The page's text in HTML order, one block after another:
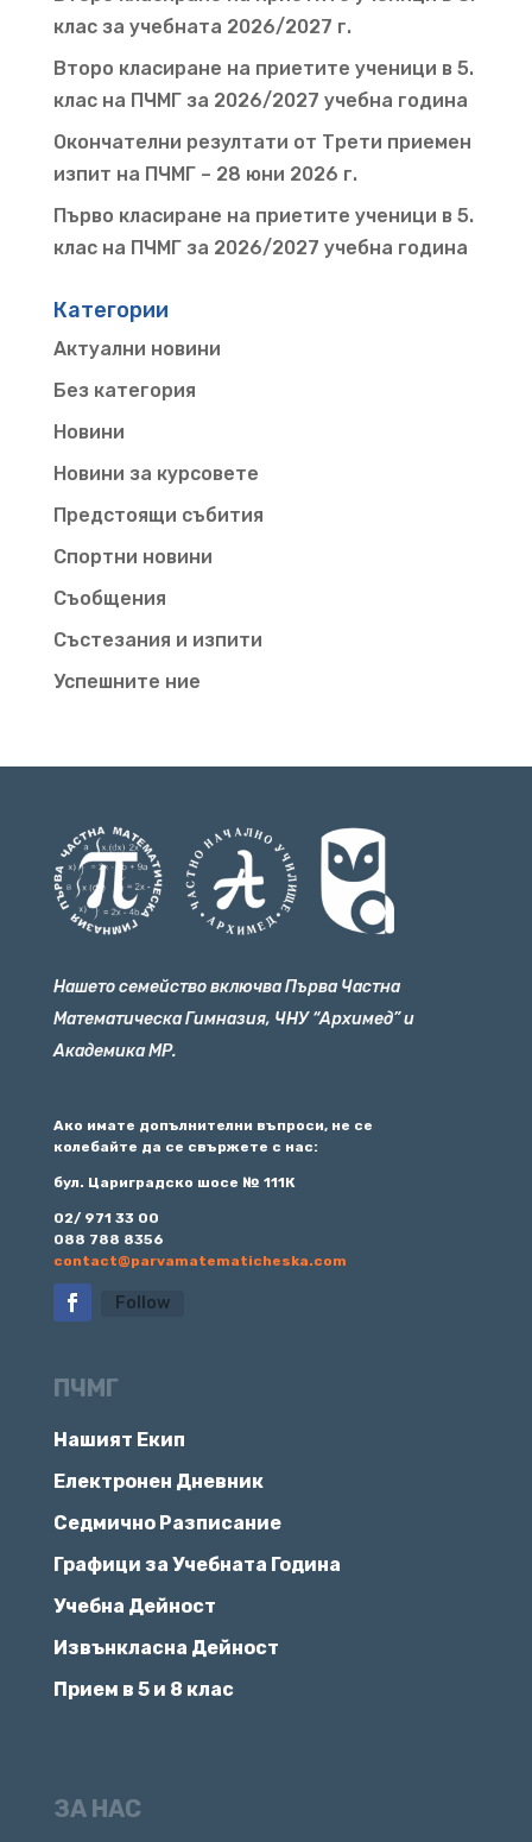
клас за учебната 2026/2027 г.
Второ класиране на приетите ученици в 5.
клас на ПЧМГ за 2026/2027 учебна година
Окончателни резултати от Трети приемен
изпит на ПЧМГ – 28 юни 2026 г.
Първо класиране на приетите ученици в 5.
клас на ПЧМГ за 2026/2027 учебна година
Категории
Актуални новини
Без категория
Новини
Новини за курсовете
Предстоящи събития
Спортни новини
Съобщения
Състезания и изпити
Успешните ние
Нашето семейство включва Първа Частна
Математическа Гимназия, ЧНУ “Архимед” и
Академика МР.
Ако имате допълнителни въпроси, не се
колебайте да се свържете с нас:
бул. Цариградско шосе № 111К
02/ 971 33 00
088 788 8356
contact@parvamatematicheska.com
Follow
ПЧМГ
Нашият Екип
Електронен Дневник
Седмично Разписание
Графици за Учебната Година
Учебна Дейност
Извънкласна Дейност
Прием в 5 и 8 клас
ЗА НАС